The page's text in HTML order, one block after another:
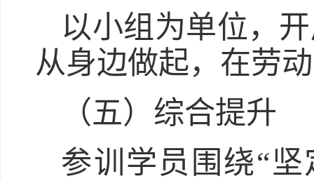
以小组为单位，
从身边做起，在劳
（五）综合提升
参训学员围绕“